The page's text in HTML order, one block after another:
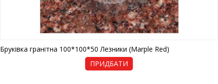
ПРИДБАТИ
Бруківка гранітна 100*100*50 Лезники (Marple Red)